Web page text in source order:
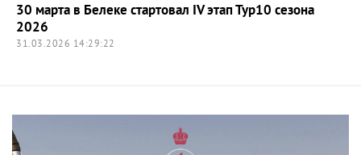
30 марта в Белеке стартовал IV этап Тур10 сезона
2026
31.03.2026 14:29:22